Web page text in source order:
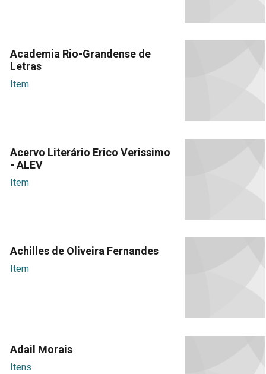
Academia Rio-Grandense de
Letras
Item
Acervo Literário Erico Verissimo
- ALEV
Item
Achilles de Oliveira Fernandes
Item
Adail Morais
Itens